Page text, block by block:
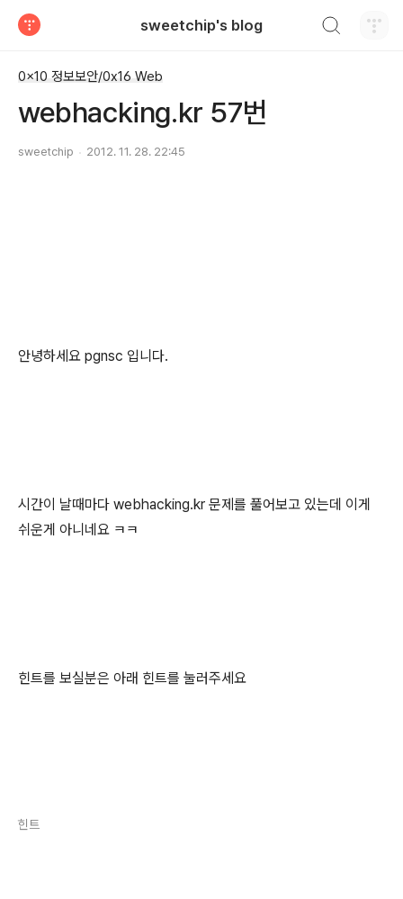
sweetchip's blog
0x10 정보보안/0x16 Web
webhacking.kr 57번
sweetchip 2012. 11. 28. 22:45
안녕하세요 pgnsc 입니다.
시간이 날때마다 webhacking.kr 문제를 풀어보고 있는데 이게
쉬운게 아니네요 ㅋㅋ
힌트를 보실분은 아래 힌트를 눌러주세요
힌트